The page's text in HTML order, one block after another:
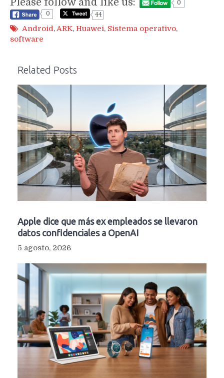
0
0
44
Android,ARK, Huawei, Sistema operativo,
software
Related Posts
Apple dice que más ex empleados se llevaron
datos confidenciales a OpenAI
5 agosto, 2026